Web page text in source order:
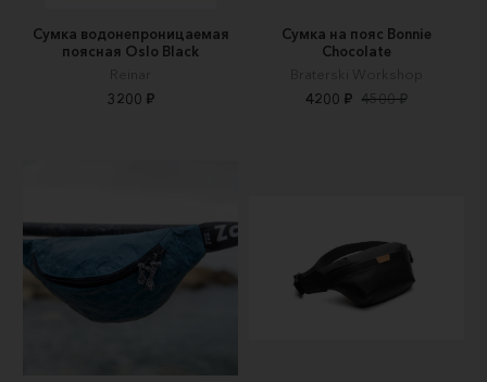
Сумка водонепроницаемая
поясная Oslo Black
Reinar
3200 ₽
Сумка на пояс Bonnie
Chocolate
Braterski Workshop
4200 ₽ 4500 ₽